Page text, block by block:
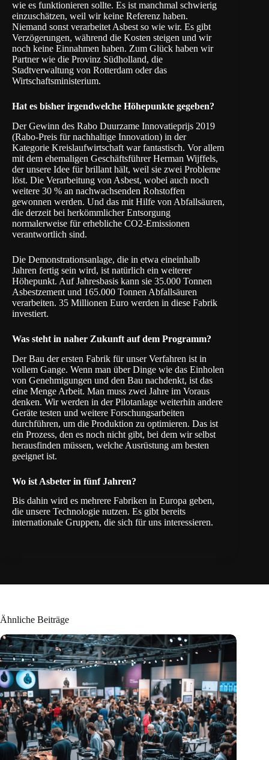
wie es funktionieren sollte. Es ist manchmal schwierig
einzuschätzen, weil wir keine Referenz haben.
Niemand sonst verarbeitet Asbest so wie wir. Es gibt
Verzögerungen, während die Kosten steigen und wir
noch keine Einnahmen haben. Zum Glück haben wir
Partner wie die Provinz Südholland, die
Stadtverwaltung von Rotterdam oder das
Wirtschaftsministerium.
Hat es bisher irgendwelche Höhepunkte gegeben?
Der Gewinn des Rabo Duurzame Innovatieprijs 2019
(Rabo-Preis für nachhaltige Innovation) in der
Kategorie Kreislaufwirtschaft war fantastisch. Vor allem
mit dem ehemaligen Geschäftsführer Herman Wijffels,
der unsere Idee für brillant hält, weil sie zwei Probleme
löst. Die Verarbeitung von Asbest, wobei auch noch
weitere 30 % an nachwachsenden Rohstoffen
gewonnen werden. Und das mit Hilfe von Abfallsäuren,
die derzeit bei herkömmlicher Entsorgung
normalerweise für erhebliche CO2-Emissionen
verantwortlich sind.
Die Demonstrationsanlage, die in etwa eineinhalb
Jahren fertig sein wird, ist natürlich ein weiterer
Höhepunkt. Auf Jahresbasis kann sie 35.000 Tonnen
Asbestzement und 165.000 Tonnen Abfallsäuren
verarbeiten. 35 Millionen Euro werden in diese Fabrik
investiert.
Was steht in naher Zukunft auf dem Programm?
Der Bau der ersten Fabrik für unser Verfahren ist in
vollem Gange. Wenn man über Dinge wie das Einholen
von Genehmigungen und den Bau nachdenkt, ist das
eine Menge Arbeit. Man muss zwei Jahre im Voraus
denken. Wir werden in der Pilotanlage weiterhin andere
Geräte testen und weitere Forschungsarbeiten
durchführen, um die Produktion zu optimieren. Das ist
ein Prozess, den es noch nicht gibt, bei dem wir selbst
herausfinden müssen, welche Ausrüstung am besten
geeignet ist.
Wo ist Asbeter in fünf Jahren?
Bis dahin wird es mehrere Fabriken in Europa geben,
die unsere Technologie nutzen. Es gibt bereits
internationale Gruppen, die sich für uns interessieren.
Ähnliche Beiträge